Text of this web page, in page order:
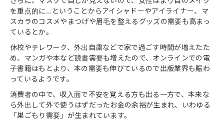
を重点的に…ということからアイシャドーやアイライナー、マ
スカラのコスメやまつげや眉毛を整えるグッズの需要も高まっ
ているとか。
休校やテレワーク、外出自粛などで家で過ごす時間が増えたた
め、マンガや本など読書需要も増えたので、オンラインでの電
子書籍はもとより、本の需要も伸びているので出版業界も賑わ
っているようです。
消費者の中で、収入面で不安を覚える方も出る一方で、本来な
ら外出して外で使うはずだったお金の余裕が生まれ、いわゆる
「巣ごもり需要」が生まれています。